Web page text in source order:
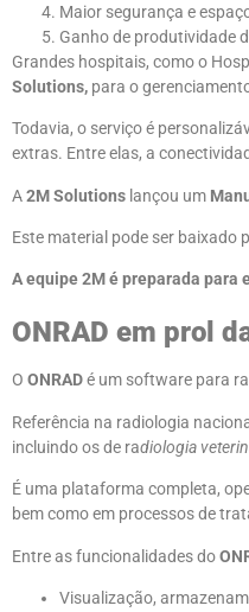
Maior segurança e
Ganho de produtividade
Grandes hospitais, como o
Solutions, para o
Todavia, o serviço é
extras. Entre elas, a
A2M Solutions lançou um
Este material pode ser baixado
A equipe 2M é preparada para
ONRAD em prol
O ONRADé um software para
Referência na radiologia
incluindo os de radiologia
É uma plataforma completa,
bem como em processos de
Entre as funcionalidades do
Visualização,